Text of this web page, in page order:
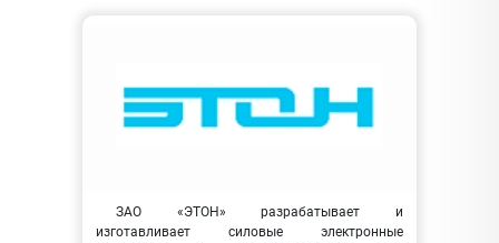
ЗАО «ЭТОН» разрабатывает и
изготавливает силовые электронные